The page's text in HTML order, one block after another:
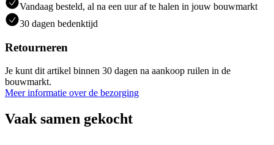
Vandaag besteld, al na een uur af te halen in jouw bouwmarkt
30 dagen bedenktijd
Retourneren
Je kunt dit artikel binnen 30 dagen na aankoop ruilen in de
bouwmarkt.
Meer informatie over de bezorging
Vaak samen gekocht